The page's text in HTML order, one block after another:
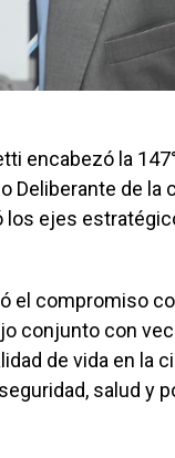
encabezó la
Deliberante de la
ejes
el compromiso
conjunto con
de vida en la
salud y